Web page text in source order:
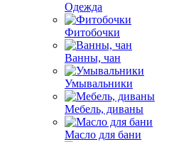
Одежда
Фитобочки
Ванны, чан
Умывальники
Мебель, диваны
Масло для бани